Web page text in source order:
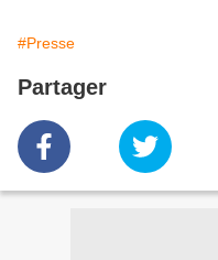
#Presse
Partager